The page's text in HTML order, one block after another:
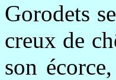
Gorodets
creux de
son